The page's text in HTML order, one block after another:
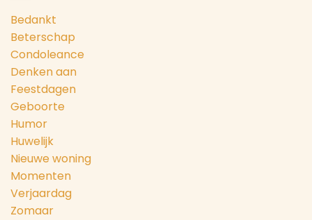
Bedankt
Beterschap
Condoleance
Denken aan
Feestdagen
Geboorte
Humor
Huwelijk
Nieuwe woning
Momenten
Verjaardag
Zomaar